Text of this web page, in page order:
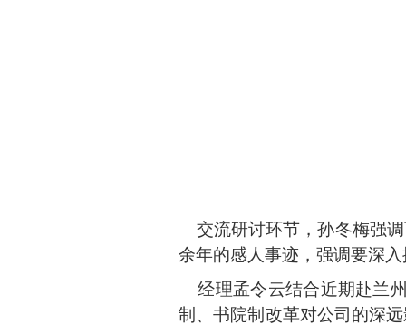
交流研讨环节，孙冬梅强调
余年的感人事迹，强调要深
经理孟令云结合近期赴兰
制、书院制改革对公司的深